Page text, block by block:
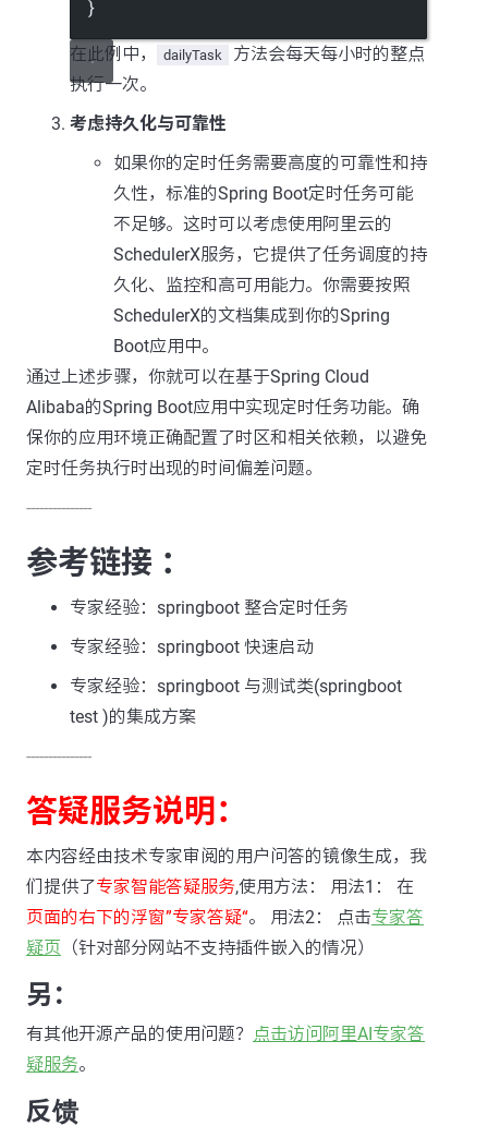
}
在此例中， dailyTask
方法会每天每小时的整点
执行一次。
考虑持久化与可靠性
如果你的定时任务需要高度的可靠性和持
久性，标准的Spring Boot定时任务可能
不足够。这时可以考虑使用阿里云的
SchedulerX服务，它提供了任务调度的持
久化、监控和高可用能力。你需要按照
SchedulerX的文档集成到你的Spring
Boot应用中。
通过上述步骤，你就可以在基于Spring Cloud
Alibaba的Spring Boot应用中实现定时任务功能。确
保你的应用环境正确配置了时区和相关依赖，以避免
定时任务执行时出现的时间偏差问题。
---------------
参考链接 ：
专家经验：springboot 整合定时任务
专家经验：springboot 快速启动
专家经验：springboot 与测试类(springboot
test )的集成方案
---------------
答疑服务说明：
本内容经由技术专家审阅的用户问答的镜像生成，我
们提供了专家智能答疑服务,使用方法： 用法1： 在
页面的右下的浮窗”专家答疑“。 用法2： 点击专家答
疑页 （针对部分网站不支持插件嵌入的情况）
另：
有其他开源产品的使用问题？
点击访问阿里AI专家答
疑服务。
反馈